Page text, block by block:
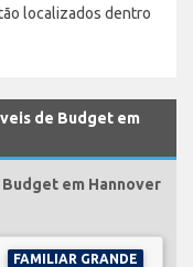
localizados dentro
de Budget em
em Hannover
FAMILIAR GRANDE